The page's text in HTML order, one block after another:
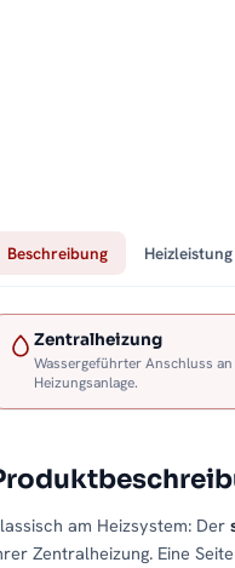
Beschreibung Heizleistung
Zentralheizung
Wassergeführter Anschluss
Heizungsanlage.
am Heizsystem: Der
Zentralheizung. Eine